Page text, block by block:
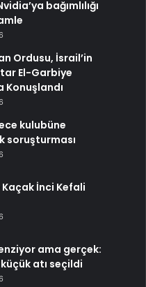
bağımlılığı
Ordusu, İsrail’in
El-Garbiye
Konuşlandı
kulubüne
soruşturması
İnci Kefali
ama gerçek:
atı seçildi